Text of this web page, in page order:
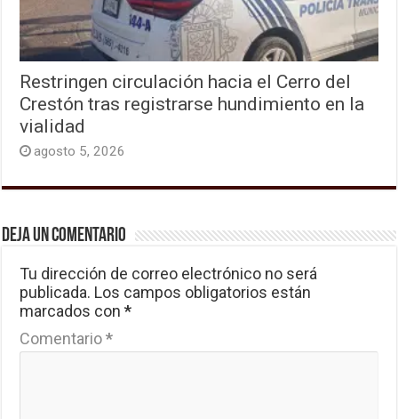
Restringen circulación hacia el Cerro del
Crestón tras registrarse hundimiento en la
vialidad
agosto 5, 2026
Deja un comentario
Tu dirección de correo electrónico no será
publicada. Los campos obligatorios están
marcados con*
Comentario*